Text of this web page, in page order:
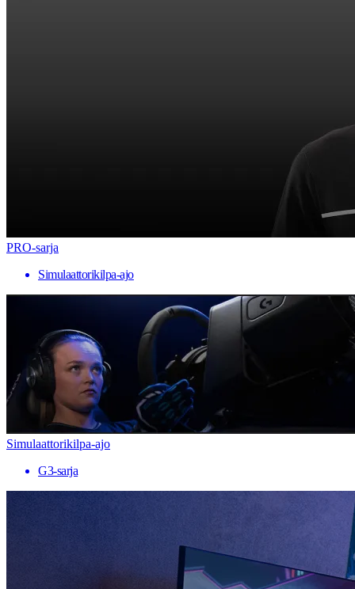
PRO-sarja
Simulaattorikilpa-ajo
Simulaattorikilpa-ajo
G3-sarja